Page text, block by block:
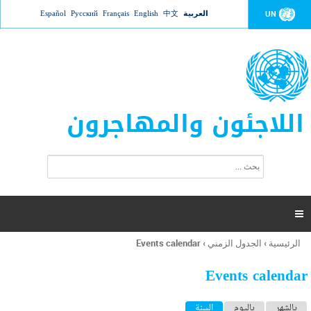
Jump to navigation UN العربية 中文
English
Français
Русский
Español
اللاجئون والمهاجرون
ت
ر
ل
ح
ب

أنت
هنا
الرئيسية › الجدول الزمني ›
Events calendar
Events calendar